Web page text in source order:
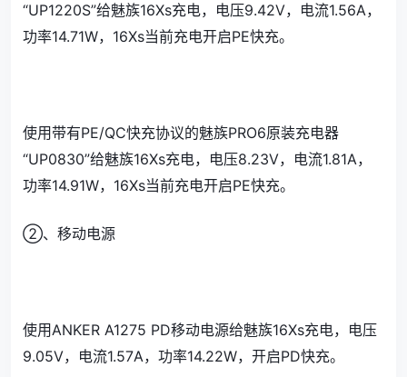
“UP1220S”给魅族16Xs充电，电压9.42V，电流1.56A，
功率14.71W，16Xs当前充电开启PE快充。
使用带有PE/QC快充协议的魅族PRO6原装充电器
“UP0830”给魅族16Xs充电，电压8.23V，电流1.81A，
功率14.91W，16Xs当前充电开启PE快充。
②、移动电源
使用ANKER A1275 PD移动电源给魅族16Xs充电，电压
9.05V，电流1.57A，功率14.22W，开启PD快充。